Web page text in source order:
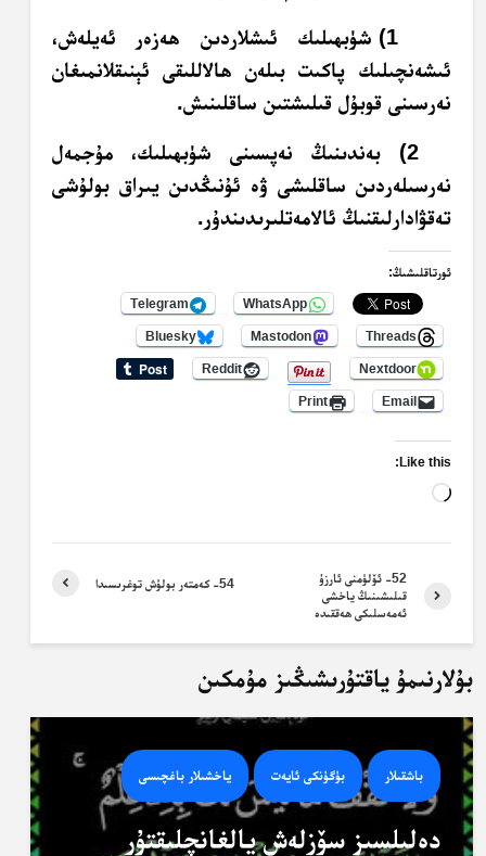
1) شۈبھىلىك ئىشلاردىن ھەزەر ئەيلەش،
ئىشەنچىلىك پاكىت بىلەن ھالاللىقى ئېنىقلانمىغان
نەرسىنى قوبۇل قىلىشتىن ساقلىنىش.
2) بەندىنىڭ نەپسىنى شۈبھىلىك، مۇجمەل
نەرسىلەردىن ساقلىشى ۋە ئۇنىڭدىن يىراق بولۇشى
تەقۋادارلىقنىڭ ئالامەتلىرىدىندۇر.
ئورتاقلىشىڭ:
WhatsApp
Telegram
Threads
Mastodon
Bluesky
Nextdoor
Reddit
Email
Print
Like this:
Loading…
54- كەمتەر بولۇش توغرىسىدا
52- ئۆلۈمنى ئارزۇ
قىلىشىنىڭ ياخشى
ئەمەسلىكى ھەققىدە
بۇلارنىمۇ ياقتۇرىشىڭىز مۇمكىن
باشقىلار بۈگۈنكى ئايەت ياخشىلار باغچىسى
دەلىلسىز سۆزلەش يالغانچلىقتۇر